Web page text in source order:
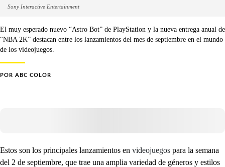
Sony Interactive Entertainment
El muy esperado nuevo “Astro Bot” de PlayStation y la nueva entrega anual de
“NBA 2K” destacan entre los lanzamientos del mes de septiembre en el mundo
de los videojuegos.
POR ABC COLOR
Estos son los principales lanzamientos en videojuegos para la semana
del 2 de septiembre, que trae una amplia variedad de géneros y estilos